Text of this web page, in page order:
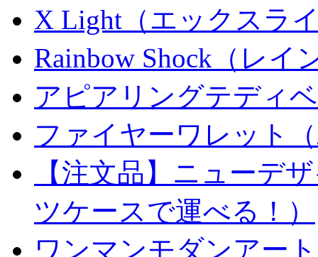
X Light（エックスラ
Rainbow Shock（レイ
アピアリングテディ
ファイヤーワレット
【注文品】ニューデ
ツケースで運べる！）
ワンマンモダンアート